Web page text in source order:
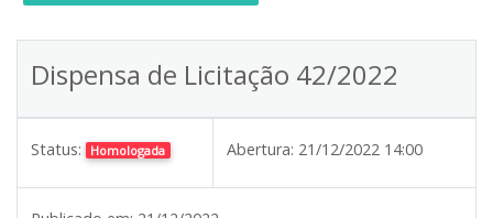
Dispensa de Licitação 42/2022
Status: Homologada Abertura: 21/12/2022 14:00